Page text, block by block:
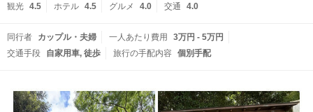
観光 4.5 ホテル 4.5 グルメ 4.0 交通 4.0
同行者 カップル・夫婦 一人あたり費用
3万円 - 5万円
交通手段
自家用車 徒歩 旅行の手配内容 個別手配